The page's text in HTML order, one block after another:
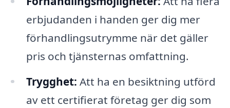
erbjudanden i handen ger dig mer
förhandlingsutrymme när det gäller
pris och tjänsternas omfattning.
Trygghet: Att ha en besiktning utförd
av ett certifierat företag ger dig som